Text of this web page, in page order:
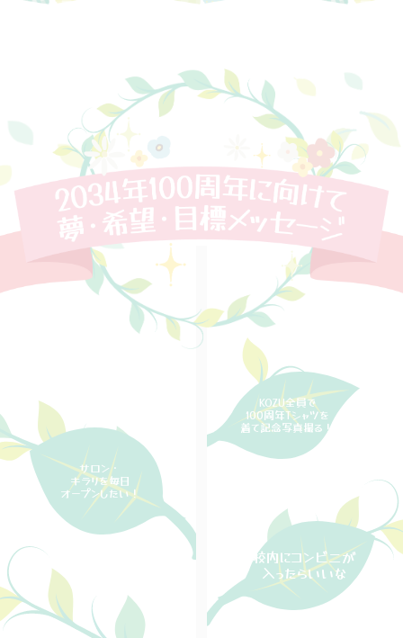
サロン・
キラリを毎日
オープンしたい！
KOZU全員で
100周年Tシャツを
着て記念写真撮る！
校内にコンビニが
入ったらいいな